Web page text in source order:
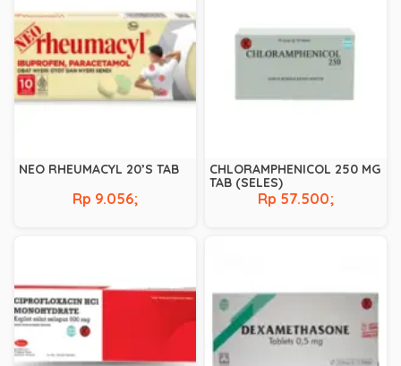
NEO RHEUMACYL 20’S TAB
Rp 9.056;
CHLORAMPHENICOL 250 MG
TAB (SELES)
Rp 57.500;